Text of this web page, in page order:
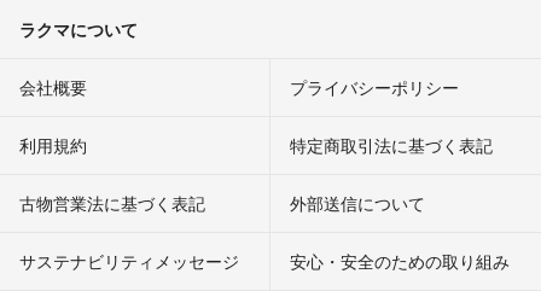
ラクマについて
会社概要 プライバシーポリシー
利用規約 特定商取引法に基づく表記
古物営業法に基づく表記 外部送信について
サステナビリティメッセージ 安心・安全のための取り組み